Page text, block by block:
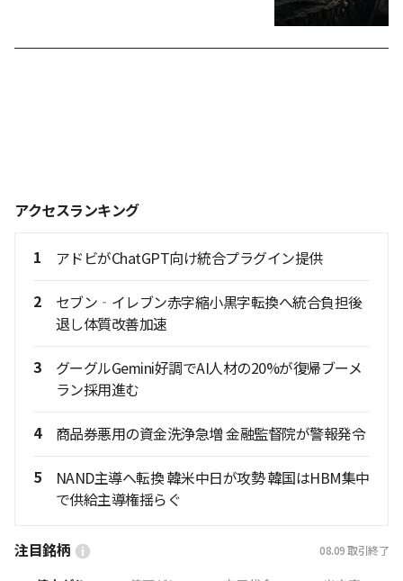
アクセスランキング
1 アドビがChatGPT向け統合プラグイン提供
2
セブン‐イレブン赤字縮小黒字転換へ統合負担後
退し体質改善加速
3
グーグルGemini好調でAI人材の20%が復帰ブーメ
ラン採用進む
4 商品券悪用の資金洗浄急増 金融監督院が警報発令
5
NAND主導へ転換 韓米中日が攻勢 韓国はHBM集中
で供給主導権揺らぐ
注目銘柄 08.09 取引終了